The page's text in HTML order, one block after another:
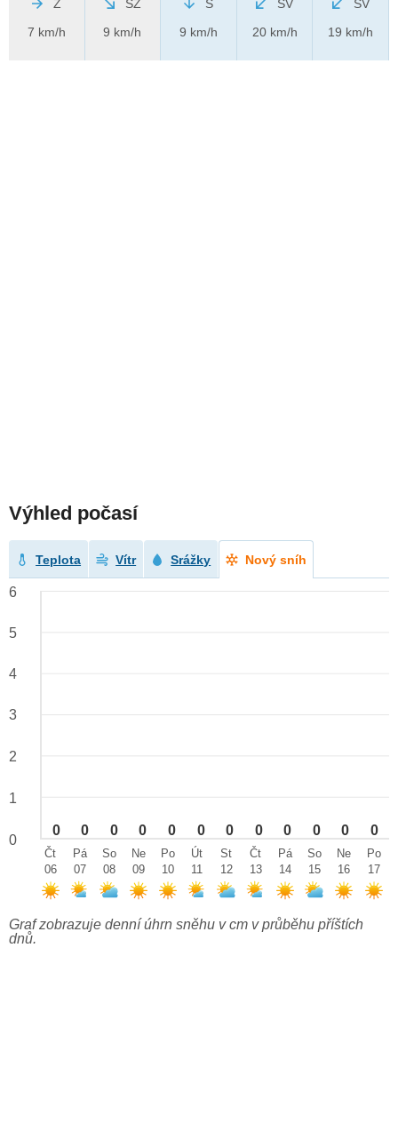
Z
7 km/h
SZ
9 km/h
S
9 km/h
SV
20 km/h
SV
19 km/h
Výhled počasí
Teplota Vítr Srážky Nový sníh
0 0 0 0 0 0 0 0 0 0 0 0
6
5
4
3
2
1
0
Čt
06
Pá
07
So
08
Ne
09
Po
10
Út
11
St
12
Čt
13
Pá
14
So
15
Ne
16
Po
17
Graf zobrazuje denní úhrn sněhu v cm v průběhu příštích
dnů.